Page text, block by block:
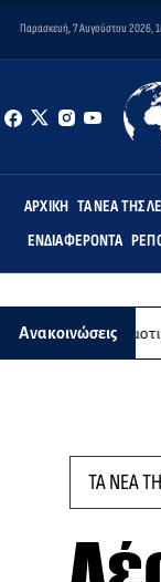
Παρασκευή, 7 Αυγούστου 2026,
ΑΡΧΙΚΉ ΤΑ ΝΈΑ ΤΗΣ
ΕΝΔΙΑΦΈΡΟΝΤΑ
Ανακοινώσεις
στο Δημοτικό
ΤΑ ΝΕΑ